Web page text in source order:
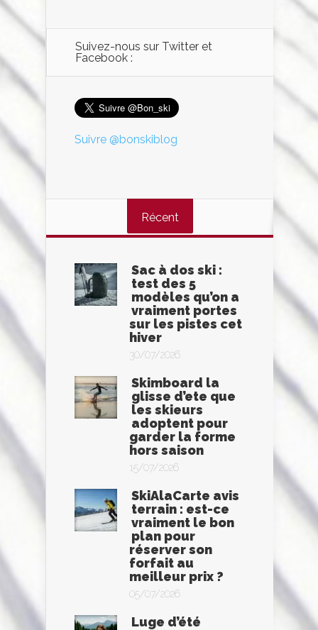
Suivez-nous sur Twitter et
Facebook :
Suivre @bonskiblog
Récent
Sac à dos ski :
test des 5
modèles qu’on a
vraiment portes
sur les pistes cet
hiver
30/07/2026
Skimboard la
glisse d’ete que
les skieurs
adoptent pour
garder la forme
hors saison
15/07/2026
SkiAlaCarte avis
terrain : est-ce
vraiment le bon
plan pour
réserver son
forfait au
meilleur prix ?
05/07/2026
Luge d’été